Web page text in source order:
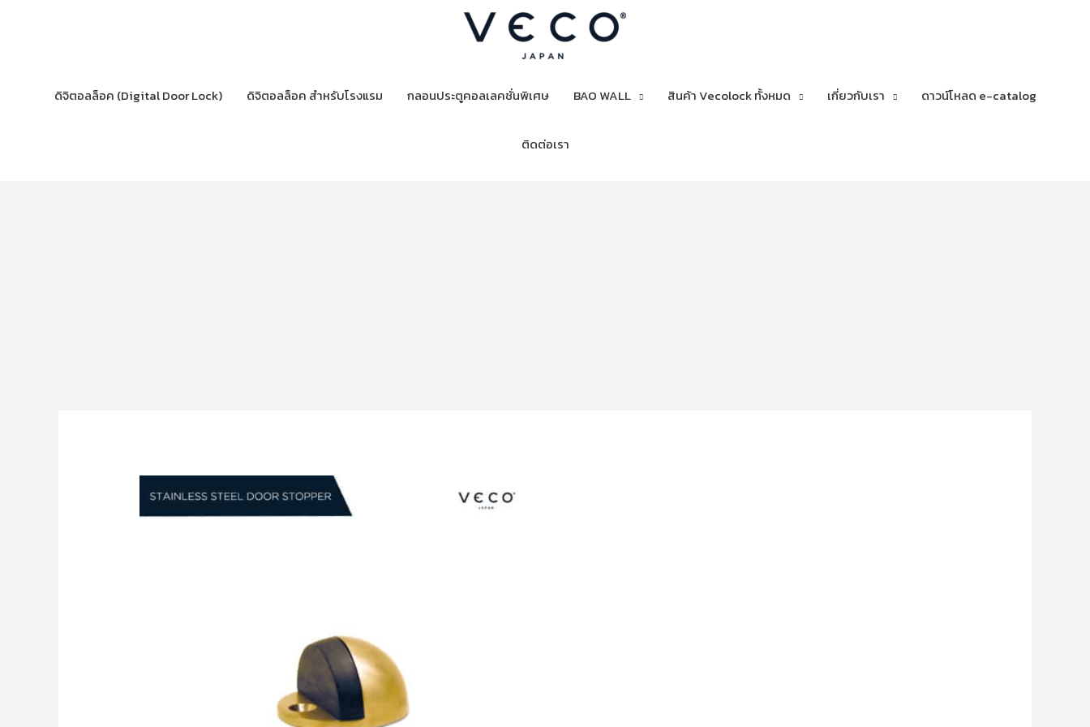
ดิจิตอลล็อค (Digital Door Lock) ดิจิตอลล็อค สำหรับโรงแรม กลอนประตูคอลเลคชั่นพิเศษ BAO WALL สินค้า Vecolock ทั้งหมด เกี่ยวกับเรา ดาวน์โหลด e-catalog
ติดต่อเรา